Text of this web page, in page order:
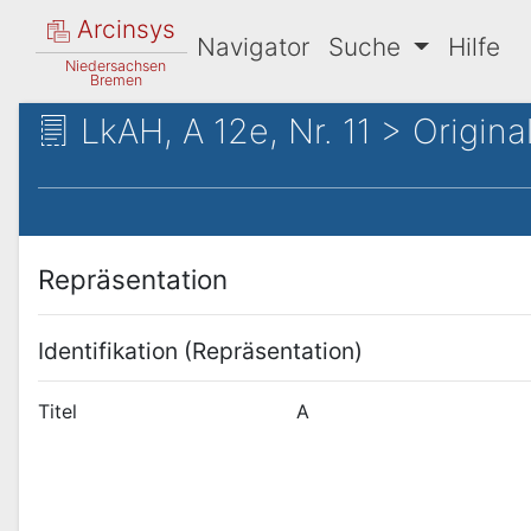
Arcinsys
Niedersachsen
Bremen
Navigator Suche Hilfe
LkAH, A 12e, Nr. 11 >
Repräsentation
Identifikation (Repräsentation)
Titel A